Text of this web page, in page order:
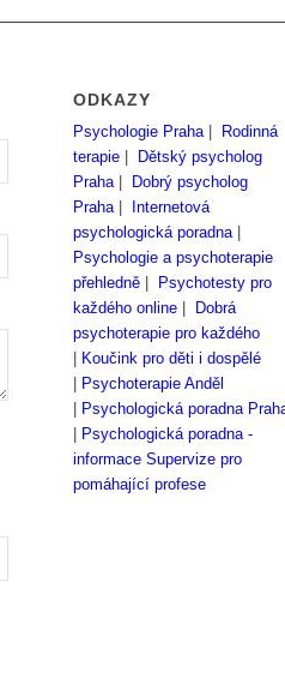
ODKAZY
Psychologie Praha|
Rodinná
terapie
Dětský psycholog
Praha|
Dobrý psycholog
Praha|
Internetová
psychologická poradna|
Psychologie a psychoterapie
přehledně
Psychotesty pro
každého online
Dobrá
psychoterapie pro každého
Koučink pro děti i dospělé
Psychoterapie Anděl
Psychologická poradna
Psychologická poradna -
informace Supervize pro
pomáhající profese